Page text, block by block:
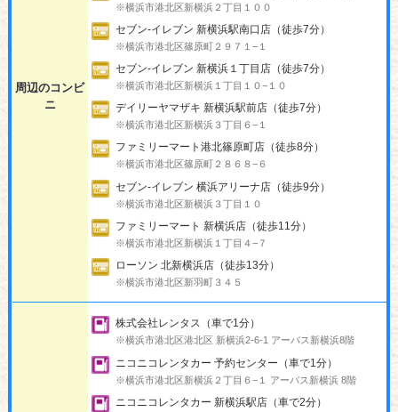
周辺のコンビ
ニ
※横浜市港北区新横浜２丁目１００
セブン‐イレブン 新横浜駅南口店（徒歩7分）
※横浜市港北区篠原町２９７１−１
セブン‐イレブン 新横浜１丁目店（徒歩7分）
※横浜市港北区新横浜１丁目１０−１０
デイリーヤマザキ 新横浜駅前店（徒歩7分）
※横浜市港北区新横浜３丁目６−１
ファミリーマート港北篠原町店（徒歩8分）
※横浜市港北区篠原町２８６８−６
セブン-イレブン 横浜アリーナ店（徒歩9分）
※横浜市港北区新横浜３丁目１０
ファミリーマート 新横浜店（徒歩11分）
※横浜市港北区新横浜１丁目４−７
ローソン 北新横浜店（徒歩13分）
※横浜市港北区新羽町３４５
株式会社レンタス（車で1分）
※横浜市港北区港北区 新横浜2-6-1 アーバス新横浜8階
ニコニコレンタカー 予約センター（車で1分）
※横浜市港北区新横浜２丁目６−１ アーバス新横浜 8階
ニコニコレンタカー 新横浜駅店（車で2分）